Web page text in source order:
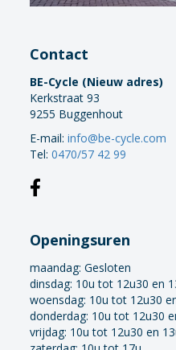
Contact
BE-Cycle (Nieuw adres)
Kerkstraat 93
9255 Buggenhout
E-mail:info@be-cycle.com
Tel:0470/57 42 99
Openingsuren
maandag:Gesloten
dinsdag: 10u tot 12u30 en
woensdag: 10u tot 12u30
donderdag: 10u tot 12u30
vrijdag: 10u tot 12u30 en